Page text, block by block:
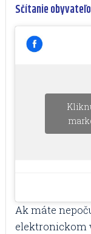
Sčítanie
Ak máte
elektronickom